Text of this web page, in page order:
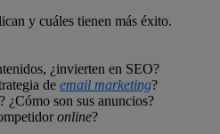
y cuáles tienen más éxito.
¿invierten en SEO?
de email marketing?
¿Cómo son sus anuncios?
online?